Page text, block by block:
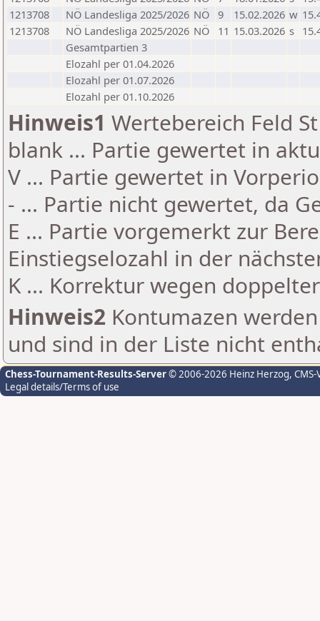
1213708
NÖ Landesliga 2025/2026 NÖ 9 15.02.2026 w
1213708
NÖ Landesliga 2025/2026 NÖ 11 15.03.2026 s
Gesamtpartien 3
Elozahl per 01.04.2026
Elozahl per 01.07.2026
Elozahl per 01.10.2026
Hinweis1 Wertebereich Feld
blank ... Partie gewertet in
V ... Partie gewertet in
- ... Partie nicht gewertet, da
E ... Partie vorgemerkt zur
Einstiegselozahl in der
K ... Korrektur wegen
Hinweis2 Kontumazen
und sind in der Liste nicht
Chess-Tournament-Results-Server© 2006-2026 Heinz Herzog,
Legal details/Terms of use